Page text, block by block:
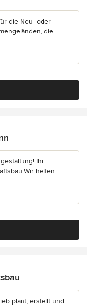
die Neu- oder
die
Ihr
Wir helfen
plant, erstellt und